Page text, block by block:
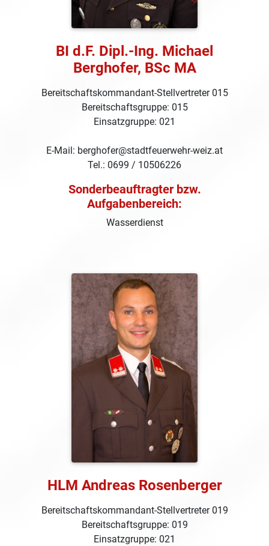
BI d.F. Dipl.-Ing. Michael
Berghofer, BSc MA
Bereitschaftskommandant-Stellvertreter 015
Bereitschaftsgruppe: 015
Einsatzgruppe: 021
E-Mail: berghofer@stadtfeuerwehr-weiz.at
Tel.: 0699 / 10506226
Sonderbeauftragter bzw.
Aufgabenbereich:
Wasserdienst
HLM Andreas Rosenberger
Bereitschaftskommandant-Stellvertreter 019
Bereitschaftsgruppe: 019
Einsatzgruppe: 021